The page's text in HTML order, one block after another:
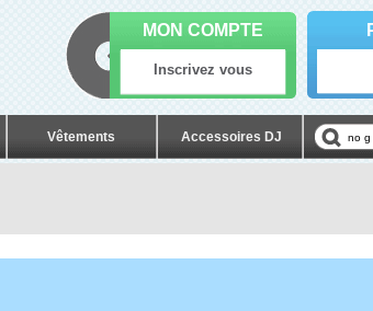
Vêtements Accessoires DJ
MON COMPTE
Inscrivez vous